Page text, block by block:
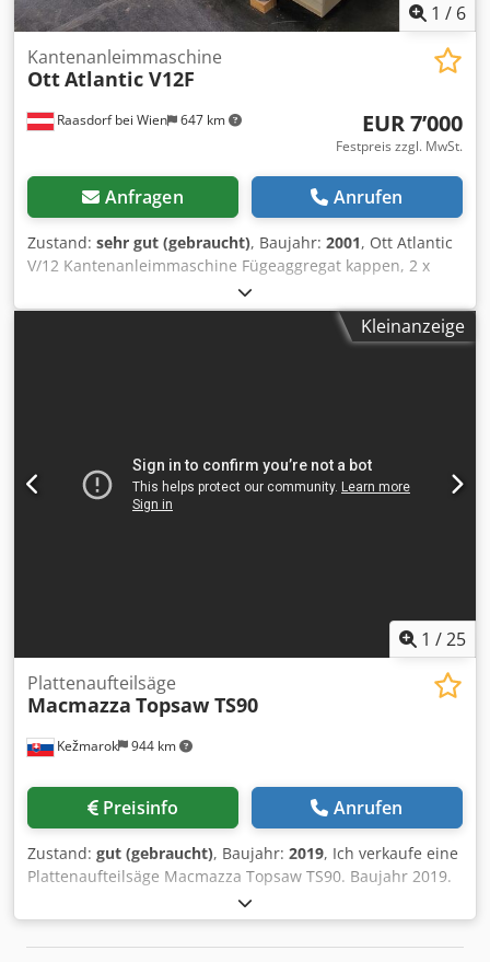
1 / 6
Raasdorf bei Wien 647 km
Kantenanleimmaschine
OttAtlantic V12F
EUR 7’000
Festpreis zzgl. MwSt.
Anfragen Anrufen
Zustand: sehr gut (gebraucht), Baujahr: 2001, Ott Atlantic
V/12 Kantenanleimmaschine Fügeaggregat kappen, 2 x
fräsen, Radienziehklinge, Flächenziehklinge Kantenstärke:
0,2 - 12 mm Werkstückbreite min.: 70 mm Werkstückhöhe :
8-42 mm Vorschubgeschwindigkeit: 12 m/min. Zustand
Kleinanzeige
1 /25
Kežmarok 944 km
Plattenaufteilsäge
Macmazza Topsaw TS90
Preisinfo Anrufen
Zustand: gut (gebraucht), Baujahr: 2019, Ich verkaufe eine
Plattenaufteilsäge Macmazza Topsaw TS90. Baujahr 2019.
Chodpfx Aozkmflsnkoa Schnittfläche 4300x4300mm.
Schnitthohe 90mm. Hauptmotor 7,5kW Vorritzermotor
2,2kW Zusammenfläche B.5860mm x T.76110mm Gripper